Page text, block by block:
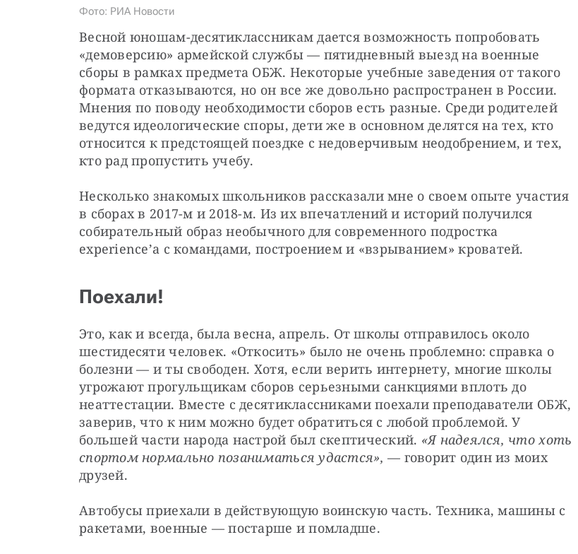
Фото: РИА Новости
Весной юношам-десятиклассникам дается возможность попробовать
«демоверсию» армейской службы — ​пятидневный выезд на военные
сборы в рамках предмета ОБЖ. Некоторые учебные заведения от такого
формата отказываются, но он все же довольно распространен в России.
Мнения по поводу необходимости сборов есть разные. Среди родителей
ведутся идеологические споры, дети же в основном делятся на тех, кто
относится к предстоящей поездке с недоверчивым неодобрением, и тех,
кто рад пропустить учебу.
Несколько знакомых школьников рассказали мне о своем опыте участия
в сборах в 2017-м и 2018-м. Из их впечатлений и историй получился
собирательный образ необычного для современного подростка
experience’а с командами, построением и «взрыванием» кроватей.
Поехали!
Это, как и всегда, была весна, апрель. От школы отправилось около
шестидесяти человек. «Откосить» было не очень проблемно: справка о
болезни — ​и ты свободен. Хотя, если верить интернету, многие школы
угрожают прогульщикам сборов серьезными санкциями вплоть до
неаттестации. Вместе с десятиклассниками поехали преподаватели ОБЖ,
заверив, что к ним можно будет обратиться с любой проблемой. У
большей части народа настрой был скептический. «Я надеялся, что хоть
спортом нормально позаниматься удастся», — ​говорит один из моих
друзей.
Автобусы приехали в действующую воинскую часть. Техника, машины с
ракетами, военные — ​постарше и помладше.